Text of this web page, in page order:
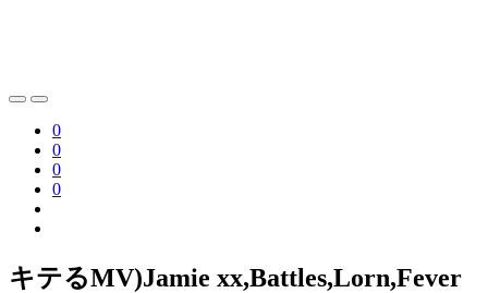
0
0
0
0
キテるMV)Jamie xx,Battles,Lorn,Fever